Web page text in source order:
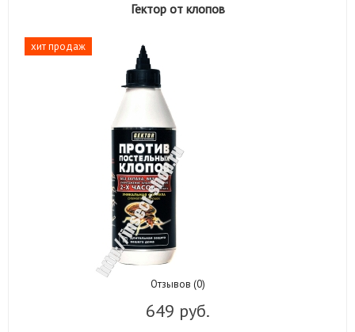
Гектор от клопов
хит продаж
Отзывов (0)
649 руб.